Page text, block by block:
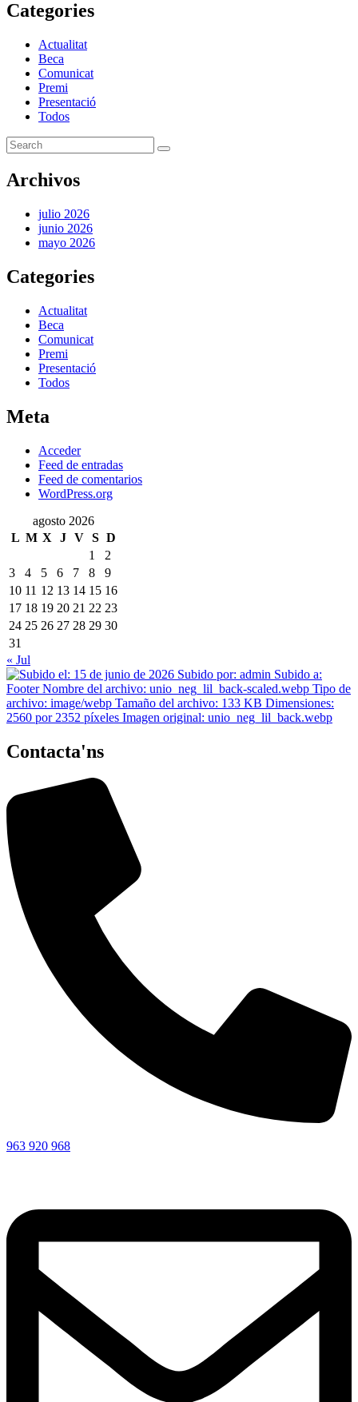
Categories
Actualitat
Beca
Comunicat
Premi
Presentació
Todos
Archivos
julio 2026
junio 2026
mayo 2026
Categories
Actualitat
Beca
Comunicat
Premi
Presentació
Todos
Meta
Acceder
Feed de entradas
Feed de comentarios
WordPress.org
agosto 2026
L M X J V S D
1
2
3
4 5 6 7 8
9
10 11 12 13 14 15 16
17 18 19 20 21 22 23
24 25 26 27 28 29 30
31
« Jul
Contacta'ns
963 920 968